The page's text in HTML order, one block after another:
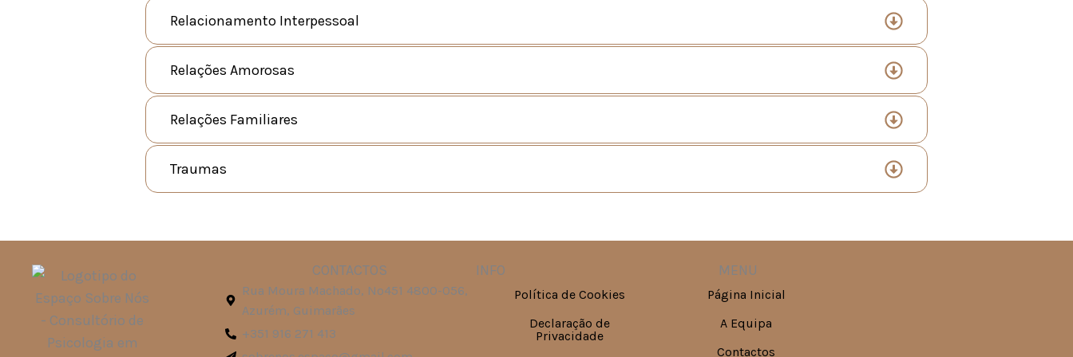
Relacionamento Interpessoal
Relações Amorosas
Relações Familiares
Traumas
CONTACTOS
Rua Moura Machado, Nº451 4800-056,
Azurém, Guimarães
+351 916 271 413
INFO
Política de Cookies
Declaração de
Privacidade
MENU
Página Inicial
A Equipa
Contactos